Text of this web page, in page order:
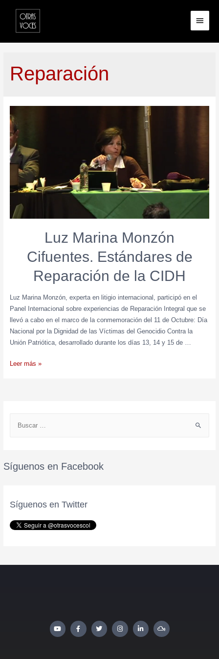
Reparación
Luz Marina Monzón
Cifuentes. Estándares de
Reparación de la CIDH
Luz Marina Monzón, experta en litigio internacional, participó en el
Panel Internacional sobre experiencias de Reparación Integral que se
llevó a cabo en el marco de la conmemoración del 11 de Octubre: Día
Nacional por la Dignidad de las Víctimas del Genocidio Contra la
Unión Patriótica, desarrollado durante los días 13, 14 y 15 de …
Leer más »
Síguenos en Facebook
Síguenos en Twitter